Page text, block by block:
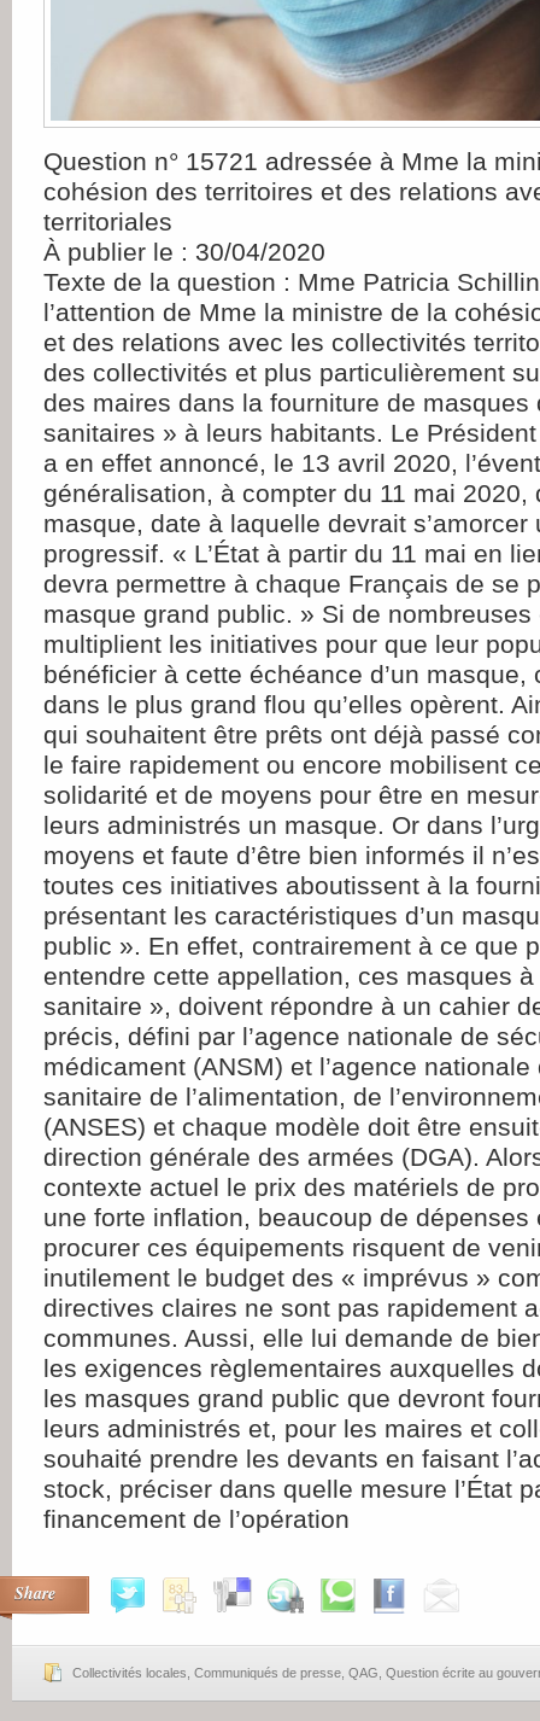
Question n° 15721 adressée à Mme la
cohésion des territoires et des relations
territoriales
À publier le : 30/04/2020
Texte de la question : Mme Patricia
l’attention de Mme la ministre de la
et des relations avec les collectivités
des collectivités et plus particulièrement
des maires dans la fourniture de masques
sanitaires » à leurs habitants. Le
a en effet annoncé, le 13 avril 2020,
généralisation, à compter du 11 mai 2020,
masque, date à laquelle devrait
progressif. « L’État à partir du 11 mai en
devra permettre à chaque Français de se
masque grand public. » Si de
multiplient les initiatives pour que leur
bénéficier à cette échéance d’un masque,
dans le plus grand flou qu’elles opèrent.
qui souhaitent être prêts ont déjà passé
le faire rapidement ou encore mobilisent
solidarité et de moyens pour être en
leurs administrés un masque. Or dans
moyens et faute d’être bien informés il
toutes ces initiatives aboutissent à la
présentant les caractéristiques d’un
public ». En effet, contrairement à ce que
entendre cette appellation, ces masques
sanitaire », doivent répondre à un cahier
précis, défini par l’agence nationale de
médicament (ANSM) et l’agence
sanitaire de l’alimentation, de
(ANSES) et chaque modèle doit être
direction générale des armées (DGA).
contexte actuel le prix des matériels de
une forte inflation, beaucoup de dépenses
procurer ces équipements risquent de
inutilement le budget des « imprévus »
directives claires ne sont pas rapidement
communes. Aussi, elle lui demande de
les exigences règlementaires auxquelles
les masques grand public que devront
leurs administrés et, pour les maires et
souhaité prendre les devants en faisant
stock, préciser dans quelle mesure l’État
financement de l’opération
Share
Collectivités locales Communiqués de presse QAG Question écrite au